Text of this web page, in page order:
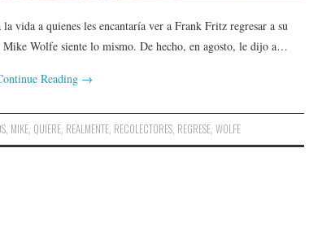
vida a quienes les encantaría ver a Frank Fritz regresar a su
Wolfe siente lo mismo. De hecho, en agosto, le dijo a…
Reading →
MIKE QUIERE REALMENTE RECOLECTORES REGRESE ,WOLFE